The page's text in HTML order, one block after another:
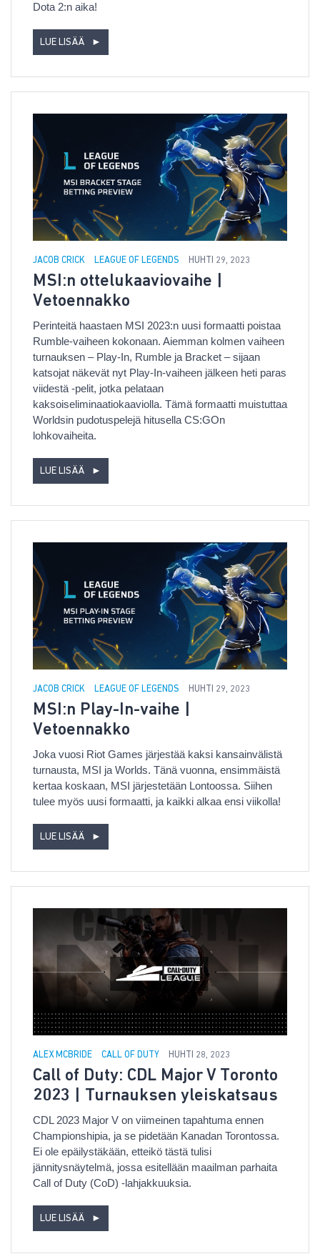
Dota 2:n aika!
LUE LISÄÄ ►
JACOB CRICK LEAGUE OF LEGENDS HUHTI 29, 2023
MSI:n ottelukaaviovaihe |
Vetoennakko
Perinteitä haastaen MSI 2023:n uusi formaatti poistaa
Rumble-vaiheen kokonaan. Aiemman kolmen vaiheen
turnauksen – Play-In, Rumble ja Bracket – sijaan
katsojat näkevät nyt Play-In-vaiheen jälkeen heti paras
viidestä -pelit, jotka pelataan
kaksoiseliminaatiokaaviolla. Tämä formaatti muistuttaa
Worldsin pudotuspelejä hitusella CS:GOn
lohkovaiheita.
LUE LISÄÄ ►
JACOB CRICK LEAGUE OF LEGENDS HUHTI 29, 2023
MSI:n Play-In-vaihe |
Vetoennakko
Joka vuosi Riot Games järjestää kaksi kansainvälistä
turnausta, MSI ja Worlds. Tänä vuonna, ensimmäistä
kertaa koskaan, MSI järjestetään Lontoossa. Siihen
tulee myös uusi formaatti, ja kaikki alkaa ensi viikolla!
LUE LISÄÄ ►
ALEX MCBRIDE CALL OF DUTY HUHTI 28, 2023
Call of Duty: CDL Major V Toronto
2023 | Turnauksen yleiskatsaus
CDL 2023 Major V on viimeinen tapahtuma ennen
Championshipia, ja se pidetään Kanadan Torontossa.
Ei ole epäilystäkään, etteikö tästä tulisi
jännitysnäytelmä, jossa esitellään maailman parhaita
Call of Duty (CoD) -lahjakkuuksia.
LUE LISÄÄ ►